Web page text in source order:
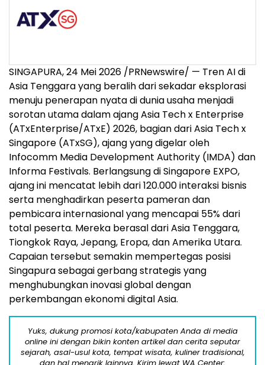
SINGAPURA, 24 Mei 2026 /PRNewswire/ — Tren AI di
Asia Tenggara yang beralih dari sekadar eksplorasi
menuju penerapan nyata di dunia usaha menjadi
sorotan utama dalam ajang Asia Tech x Enterprise
(ATxEnterprise/ATxE) 2026, bagian dari Asia Tech x
Singapore (ATxSG), ajang yang digelar oleh
Infocomm Media Development Authority (IMDA) dan
Informa Festivals. Berlangsung di Singapore EXPO,
ajang ini mencatat lebih dari 120.000 interaksi bisnis
serta menghadirkan peserta pameran dan
pembicara internasional yang mencapai 55% dari
total peserta. Mereka berasal dari Asia Tenggara,
Tiongkok Raya, Jepang, Eropa, dan Amerika Utara.
Capaian tersebut semakin mempertegas posisi
Singapura sebagai gerbang strategis yang
menghubungkan inovasi global dengan
perkembangan ekonomi digital Asia.
Yuks, dukung promosi kota/kabupaten Anda di media
online ini dengan bikin konten artikel dan cerita seputar
sejarah, asal-usul kota, tempat wisata, kuliner tradisional,